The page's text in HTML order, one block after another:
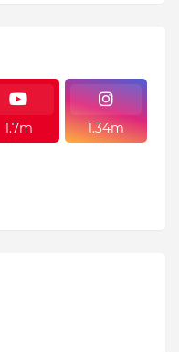
1.7m 1.34m